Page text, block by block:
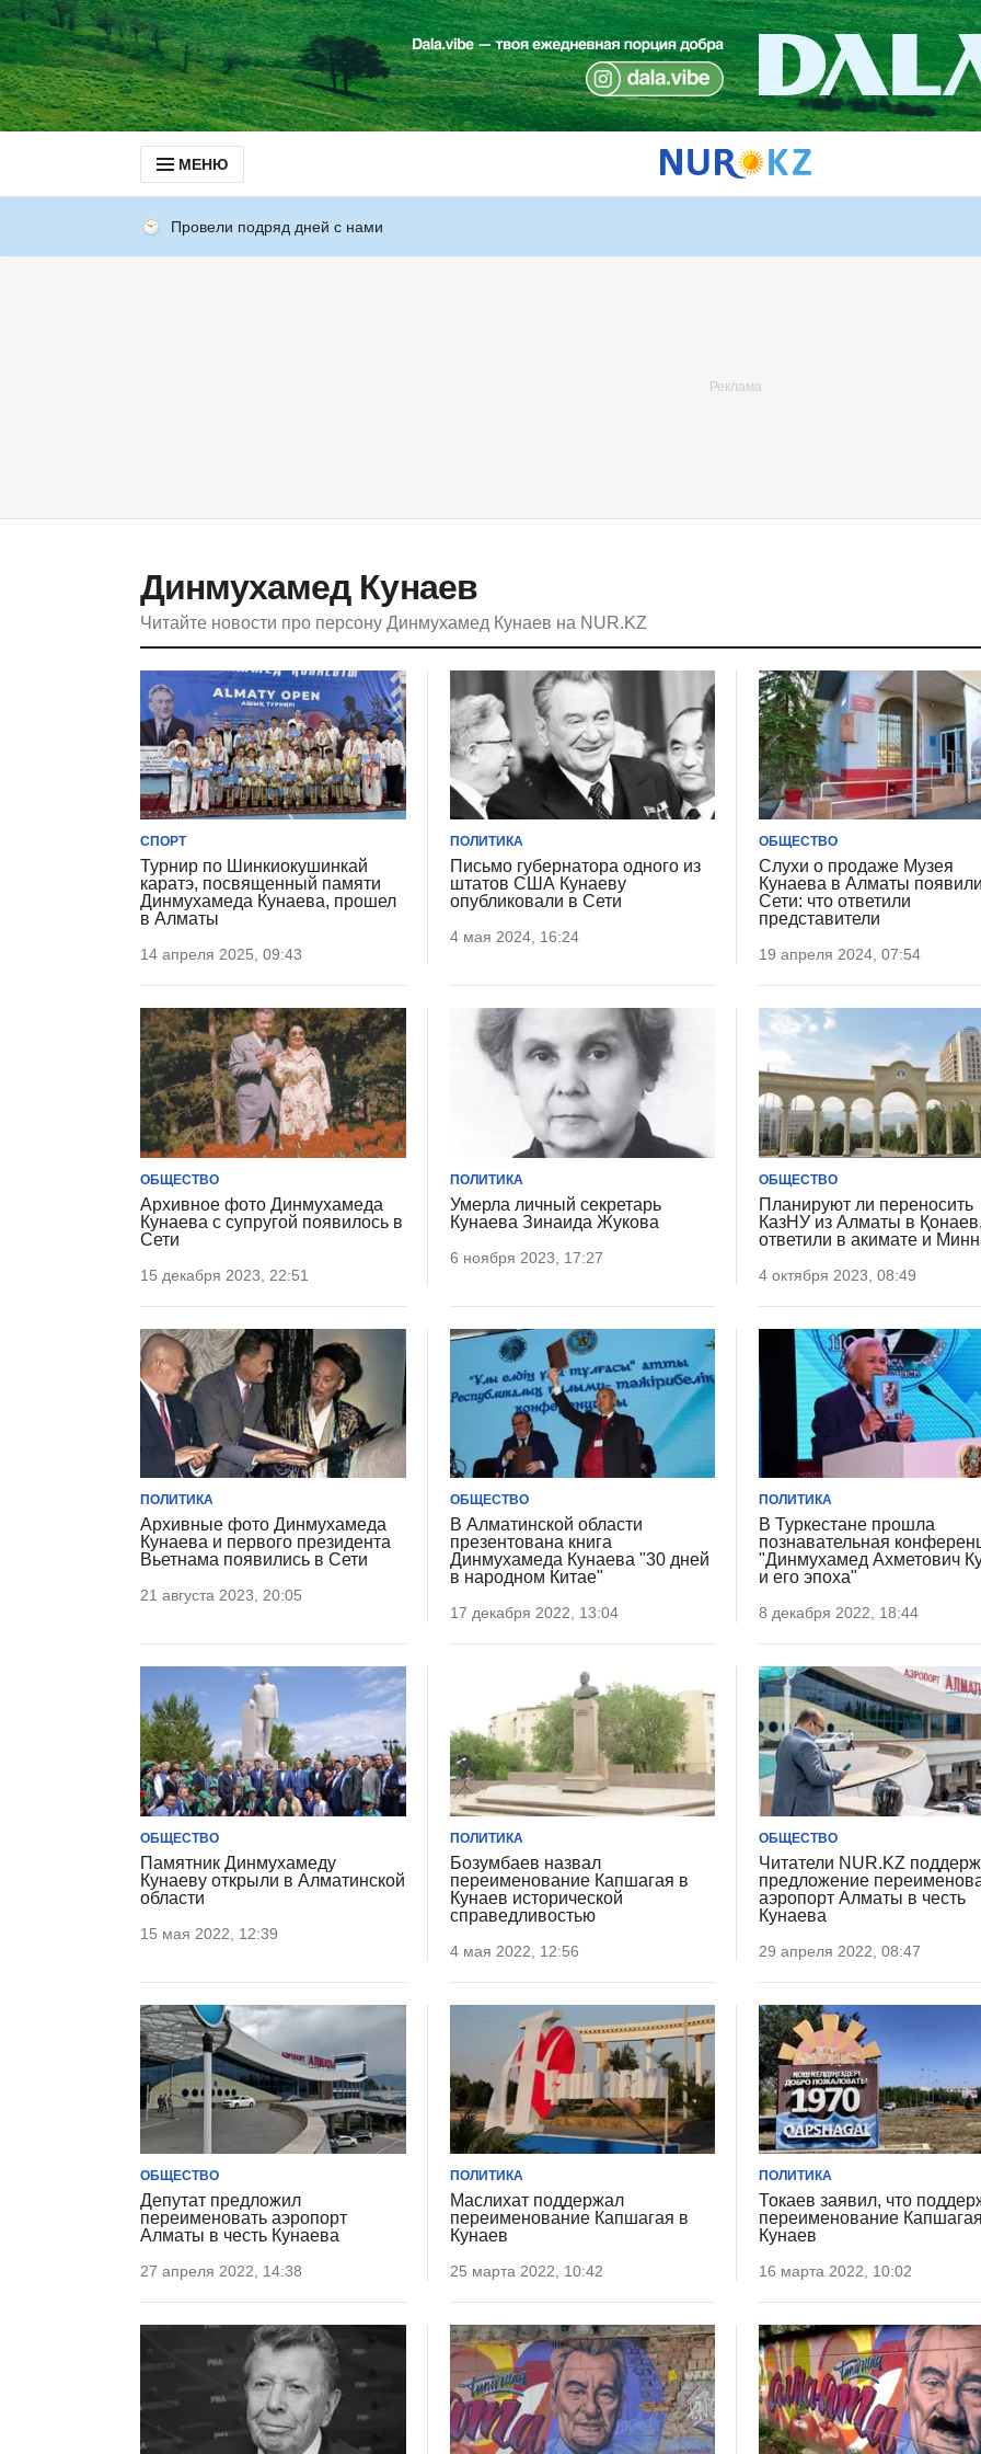
МЕНЮ
Провели подряд дней с нами
Динмухамед Кунаев
Читайте новости про персону Динмухамед Кунаев на NUR.KZ
СПОРТ
Турнир по Шинкиокушинкай
каратэ, посвященный памяти
Динмухамеда Кунаева, прошел
в Алматы
14 апреля 2025, 09:43
ПОЛИТИКА
Письмо губернатора одного из
штатов США Кунаеву
опубликовали в Сети
4 мая 2024, 16:24
ОБЩЕСТВО
Слухи о продаже Музея
Кунаева в Алматы
Сети: что ответили
представители
19 апреля 2024, 07:54
ОБЩЕСТВО
Архивное фото Динмухамеда
Кунаева с супругой появилось в
Сети
15 декабря 2023, 22:51
ПОЛИТИКА
Умерла личный секретарь
Кунаева Зинаида Жукова
6 ноября 2023, 17:27
ОБЩЕСТВО
Планируют ли переносить
КазНУ из Алматы в
ответили в акимате и
4 октября 2023, 08:49
ПОЛИТИКА
Архивные фото Динмухамеда
Кунаева и первого президента
Вьетнама появились в Сети
21 августа 2023, 20:05
ОБЩЕСТВО
В Алматинской области
презентована книга
Динмухамеда Кунаева "30 дней
в народном Китае"
17 декабря 2022, 13:04
ПОЛИТИКА
В Туркестане прошла
познавательная
"Динмухамед Ахметович
и его эпоха"
8 декабря 2022, 18:44
ОБЩЕСТВО
Памятник Динмухамеду
Кунаеву открыли в Алматинской
области
15 мая 2022, 12:39
ПОЛИТИКА
Бозумбаев назвал
переименование Капшагая в
Кунаев исторической
справедливостью
4 мая 2022, 12:56
ОБЩЕСТВО
Читатели NUR.KZ
предложение
аэропорт Алматы в честь
Кунаева
29 апреля 2022, 08:47
ОБЩЕСТВО
Депутат предложил
переименовать аэропорт
Алматы в честь Кунаева
27 апреля 2022, 14:38
ПОЛИТИКА
Маслихат поддержал
переименование Капшагая в
Кунаев
25 марта 2022, 10:42
ПОЛИТИКА
Токаев заявил, что
переименование
Кунаев
16 марта 2022, 10:02